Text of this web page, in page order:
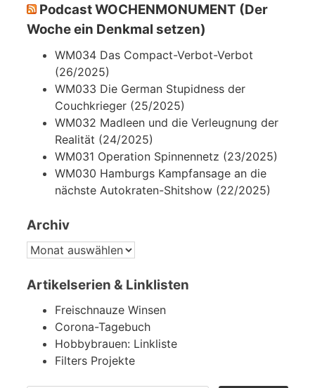
Podcast WOCHENMONUMENT (Der
Woche ein Denkmal setzen)
WM034 Das Compact-Verbot-Verbot
(26/2025)
WM033 Die German Stupidness der
Couchkrieger (25/2025)
WM032 Madleen und die Verleugnung der
Realität (24/2025)
WM031 Operation Spinnennetz (23/2025)
WM030 Hamburgs Kampfansage an die
nächste Autokraten-Shitshow (22/2025)
Archiv
ARCHIV
Artikelserien & Linklisten
Freischnauze Winsen
Corona-Tagebuch
Hobbybrauen: Linkliste
Filters Projekte